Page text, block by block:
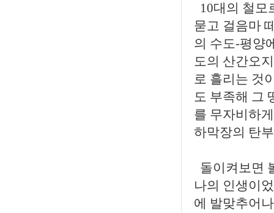
10대의 철모
묻고 걸음마
의 수도-평양
도의 산간오
로 흘리는 것
도 부족해 그
를 무자비하
하막장의 탄
돌이켜보면
나의 인생이
에 발맞추어